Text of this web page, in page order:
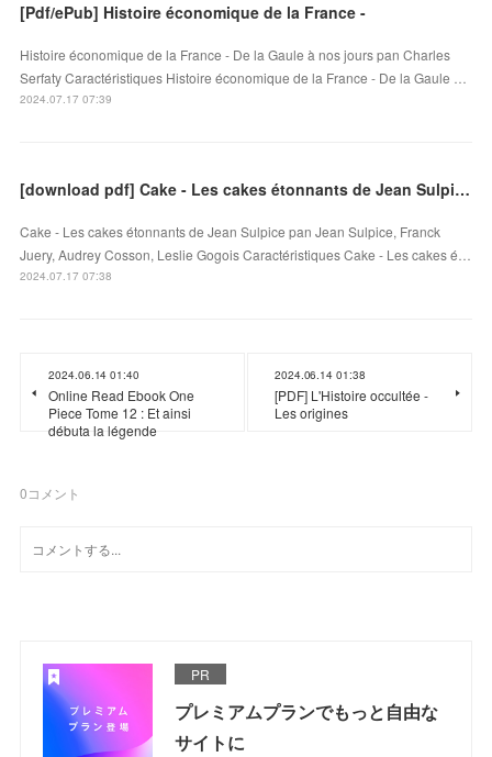
[Pdf/ePub] Histoire économique de la France -
Histoire économique de la France - De la Gaule à nos jours pan Charles
Serfaty Caractéristiques Histoire économique de la France - De la Gaule …
2024.07.17 07:39
[download pdf] Cake - Les cakes étonnants de Jean Sulpice
Cake - Les cakes étonnants de Jean Sulpice pan Jean Sulpice, Franck
Juery, Audrey Cosson, Leslie Gogois Caractéristiques Cake - Les cakes é…
2024.07.17 07:38
2024.06.14 01:40
Online Read Ebook One
Piece Tome 12 : Et ainsi
débuta la légende
2024.06.14 01:38
[PDF] L'Histoire occultée -
Les origines
0コメント
PR
プレミアムプランでもっと自由な
サイトに